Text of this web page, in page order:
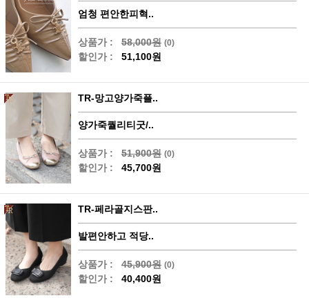
엄청 편안한피혁..
상품가 : 58,000원 (0)
할인가 : 51,100원
TR-망고양가죽플..
양가죽퀄리티굿/..
상품가 : 51,900원 (0)
할인가 : 45,700원
TR-페라골지스판..
발편안하고 적당..
상품가 : 45,900원 (0)
할인가 : 40,400원